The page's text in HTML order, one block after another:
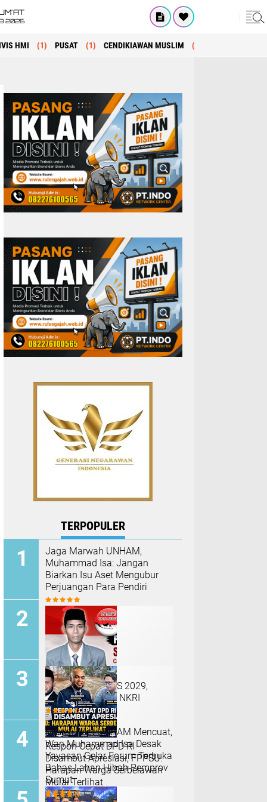
2026
HMI (1) PUSAT (1) CENDIKIAWAN MUSLIM (1)
TERPOPULER
Jaga Marwah UNHAM,
Muhammad Isa: Jangan
Biarkan Isu Aset Mengubur
Perjuangan Para Pendiri
SAMSURI CAPRES 2029,
PILIHAN RAKYAT NKRI
Respon Cepat DPD RI
Disambut Apresiasi, FPPSU:
Harapan Warga Serbelawan
Mulai Terlihat
Misteri Aset UNHAM Mencuat,
Wan Muhammad Isa Desak
Yayasan Gelar Forum Terbuka
Bahas Lahan Hibah Pemprov
Sumut